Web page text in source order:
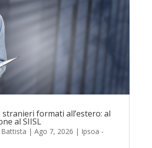
formati all’estero: al
al SIISL
| Ago 7, 2026 | Ipsoa -